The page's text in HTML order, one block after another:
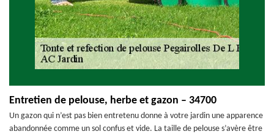
Entretien de pelouse, herbe et gazon – 34700
Un gazon qui n’est pas bien entretenu donne à votre jardin une apparence
abandonnée comme un sol confus et vide. La taille de pelouse s’avère être